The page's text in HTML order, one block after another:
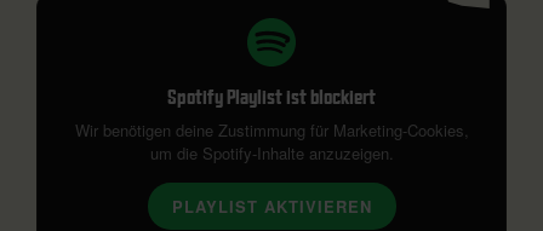
Spotify Playlist ist blockiert
Wir benötigen deine Zustimmung für Marketing-Cookies,
um die Spotify-Inhalte anzuzeigen.
PLAYLIST AKTIVIEREN